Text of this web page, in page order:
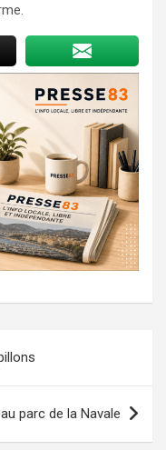
parc de la Navale